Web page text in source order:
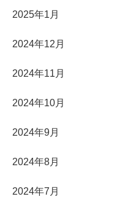
2025年1月
2024年12月
2024年11月
2024年10月
2024年9月
2024年8月
2024年7月